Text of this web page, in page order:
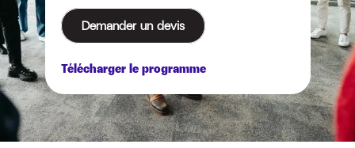
Demander un devis
Télécharger le programme